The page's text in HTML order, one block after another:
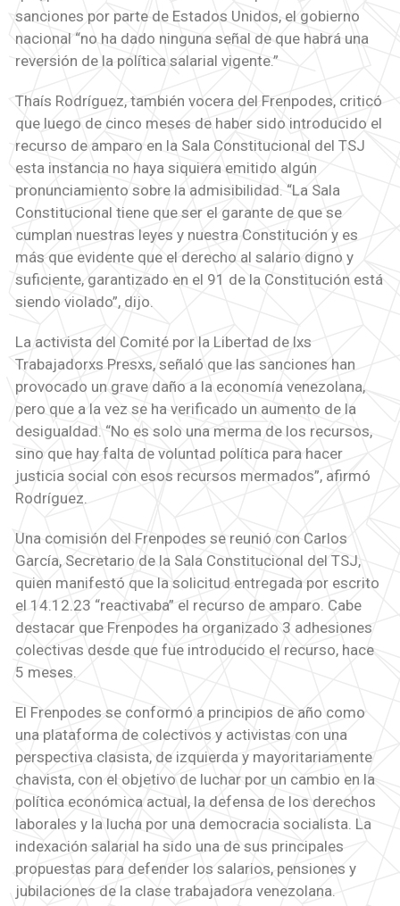
sanciones por parte de Estados Unidos, el gobierno
nacional “no ha dado ninguna señal de que habrá una
reversión de la política salarial vigente.”
Thaís Rodríguez, también vocera del Frenpodes, criticó
que luego de cinco meses de haber sido introducido el
recurso de amparo en la Sala Constitucional del TSJ
esta instancia no haya siquiera emitido algún
pronunciamiento sobre la admisibilidad. “La Sala
Constitucional tiene que ser el garante de que se
cumplan nuestras leyes y nuestra Constitución y es
más que evidente que el derecho al salario digno y
suficiente, garantizado en el 91 de la Constitución está
siendo violado”, dijo.
La activista del Comité por la Libertad de lxs
Trabajadorxs Presxs, señaló que las sanciones han
provocado un grave daño a la economía venezolana,
pero que a la vez se ha verificado un aumento de la
desigualdad. “No es solo una merma de los recursos,
sino que hay falta de voluntad política para hacer
justicia social con esos recursos mermados”, afirmó
Rodríguez.
Una comisión del Frenpodes se reunió con Carlos
García, Secretario de la Sala Constitucional del TSJ,
quien manifestó que la solicitud entregada por escrito
el 14.12.23 “reactivaba” el recurso de amparo. Cabe
destacar que Frenpodes ha organizado 3 adhesiones
colectivas desde que fue introducido el recurso, hace
5 meses.
El Frenpodes se conformó a principios de año como
una plataforma de colectivos y activistas con una
perspectiva clasista, de izquierda y mayoritariamente
chavista, con el objetivo de luchar por un cambio en la
política económica actual, la defensa de los derechos
laborales y la lucha por una democracia socialista. La
indexación salarial ha sido una de sus principales
propuestas para defender los salarios, pensiones y
jubilaciones de la clase trabajadora venezolana.